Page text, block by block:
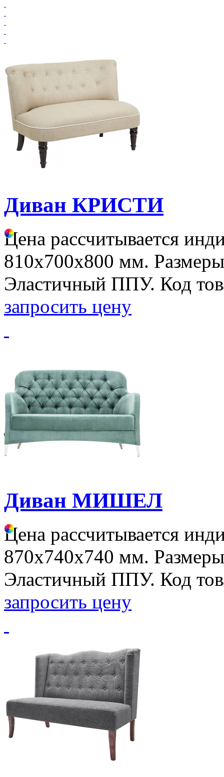
Диван КРИСТИ
Цена рассчитывается
810х700х800 мм.
Эластичный ППУ. Код
запросить цену
Диван МИШЕЛ
Цена рассчитывается
870х740х740 мм.
Эластичный ППУ. Код
запросить цену